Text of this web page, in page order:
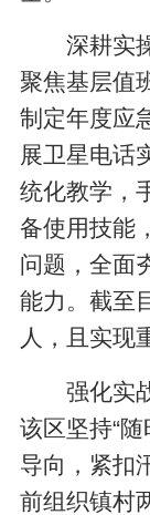
深耕实
聚焦基层值
制定年度应
展卫星电话
统化教学，
备使用技能
问题，全面
能力。截至
人，且实现
强化实
该区坚持“
导向，紧扣
前组织镇村